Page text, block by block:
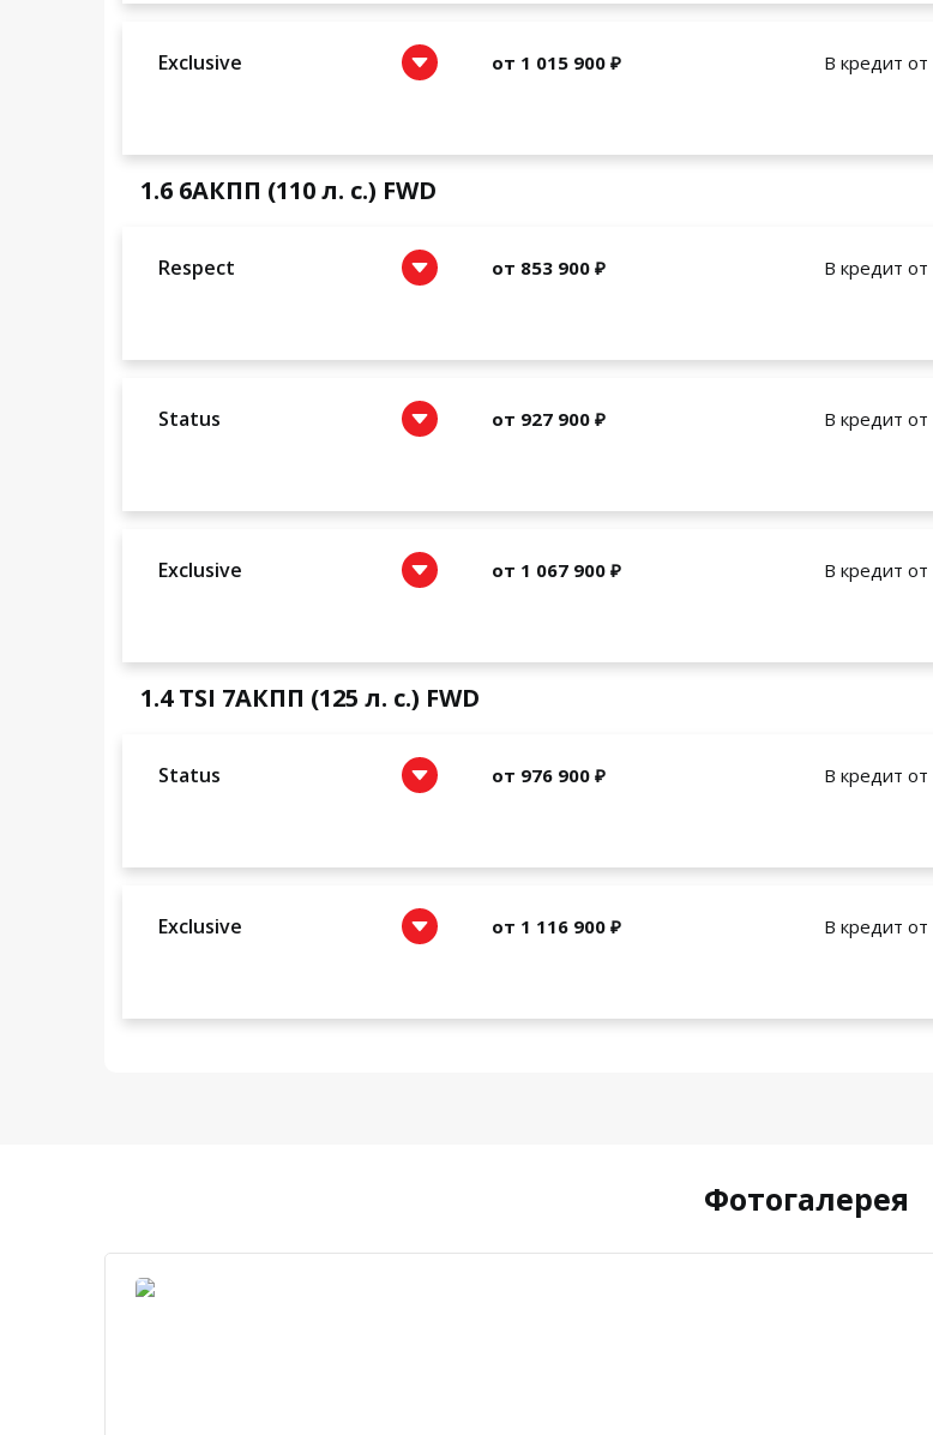
Exclusive от 1 015 900 ₽ В кредит от
1.6 6АКПП (110 л. с.) FWD
Respect от 853 900 ₽ В кредит от
Status от 927 900 ₽ В кредит от
Exclusive от 1 067 900 ₽ В кредит от
1.4 TSI 7АКПП (125 л. c.) FWD
Status от 976 900 ₽ В кредит от
Exclusive от 1 116 900 ₽ В кредит от
Фотогалерея